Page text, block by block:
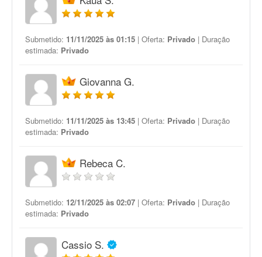
Submetido: 11/11/2025 às 01:15 | Oferta: Privado | Duração
estimada: Privado
Giovanna G.
Submetido: 11/11/2025 às 13:45 | Oferta: Privado | Duração
estimada: Privado
Rebeca C.
Submetido: 12/11/2025 às 02:07 | Oferta: Privado | Duração
estimada: Privado
Cassio S.